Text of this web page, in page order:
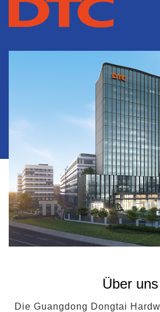
Über uns
Die Guangdong Dongtai